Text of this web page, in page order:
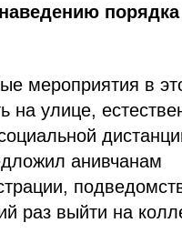
мероприятия в
на улице,
анивчанам
раз выйти на